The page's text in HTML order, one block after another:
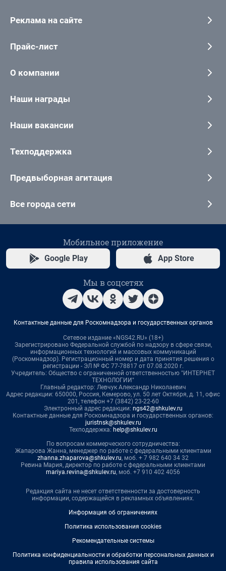
Реклама на сайте
Прайс-лист
О компании
Наши награды
Наши вакансии
Техподдержка
Предвыборная агитация
Все города сети
Мобильное приложение
Google Play App Store
Мы в соцсетях
Контактные данные для Роскомнадзора и государственных органов
Сетевое издание «NGS42.RU» (18+)
Зарегистрировано Федеральной службой по надзору в сфере связи,
информационных технологий и массовых коммуникаций
(Роскомнадзор). Регистрационный номер и дата принятия решения о
регистрации - ЭЛ № ФС 77-78817 от 07.08.2020 г.
Учредитель: Общество с ограниченной ответственностью "ИНТЕРНЕТ
ТЕХНОЛОГИИ"
Главный редактор: Левчук Александр Николаевич
Адрес редакции: 650000, Россия, Кемерово, ул. 50 лет Октября, д. 11, офис
201, телефон +7 (3842) 23-22-60
Электронный адрес редакции: ngs42@shkulev.ru
Контактные данные для Роскомнадзора и государственных органов:
juristnsk@shkulev.ru
Техподдержка: help@shkulev.ru
По вопросам коммерческого сотрудничества:
Жапарова Жанна, менеджер по работе с федеральными клиентами
zhanna.zhaparova@shkulev.ru, моб. + 7 982 640 34 32
Ревина Мария, директор по работе с федеральными клиентами
mariya.revina@shkulev.ru, моб. +7 910 402 4056
Редакция сайта не несет ответственности за достоверность
информации, содержащейся в рекламных объявлениях.
Информация об ограничениях
Политика использования cookies
Рекомендательные системы
Политика конфиденциальности и обработки персональных данных и
правила использования сайта